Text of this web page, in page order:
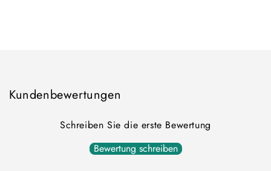
Kundenbewertungen
Schreiben Sie die erste Bewertung
Bewertung schreiben